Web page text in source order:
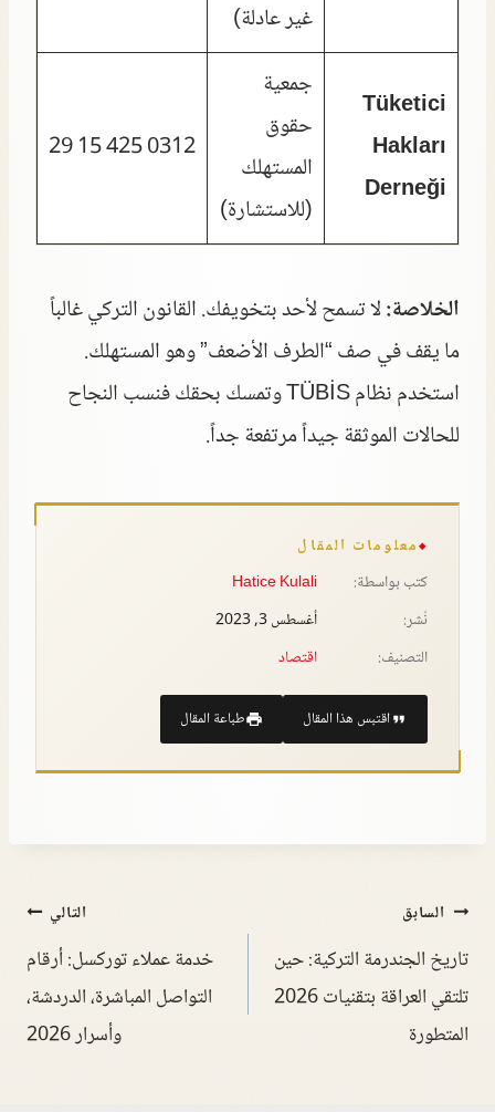
غير عادلة)
Tüketici
Hakları
Derneği
جمعية
حقوق
المستهلك
(للاستشارة)
0312 425 15 29
الخلاصة:لا تسمح لأحد بتخويفك. القانون التركي غالباً
ما يقف في صف “الطرف الأضعف” وهو المستهلك.
استخدم نظام TÜBİS وتمسك بحقك فنسب النجاح
للحالات الموثقة جيداً مرتفعة جداً.
معلومات المقال
كتب بواسطة:
Hatice Kulali
نُشر:
أغسطس 3, 2023
التصنيف:
اقتصاد
اقتبس هذا المقال طباعة المقال
السابق
تاريخ الجندرمة التركية: حين
تلتقي العراقة بتقنيات 2026
المتطورة
التالي
خدمة عملاء توركسل: أرقام
التواصل المباشرة، الدردشة،
وأسرار 2026